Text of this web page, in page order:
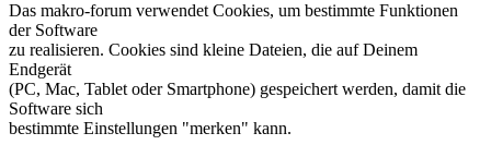
Das makro-forum verwendet Cookies, um bestimmte Funktionen
der Software
zu realisieren. Cookies sind kleine Dateien, die auf Deinem
Endgerät
(PC, Mac, Tablet oder Smartphone) gespeichert werden, damit die
Software sich
bestimmte Einstellungen "merken" kann.